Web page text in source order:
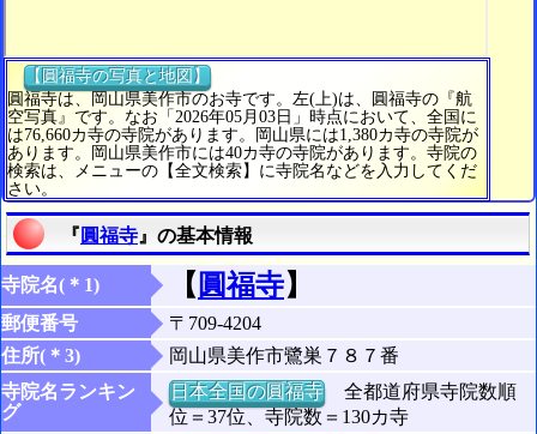
【圓福寺の写真と地図】
圓福寺は、岡山県美作市のお寺です。左(上)は、圓福寺の『航
空写真』です。なお「2026年05月03日」時点において、全国に
は76,660カ寺の寺院があります。岡山県には1,380カ寺の寺院が
あります。岡山県美作市には40カ寺の寺院があります。寺院の
検索は、メニューの【全文検索】に寺院名などを入力してくだ
さい。
『 圓福寺 』の基本情報
寺院名(＊1) 【 圓福寺】
郵便番号
〒709-4204
住所(＊3)
岡山県美作市鷺巣７８７番
寺院名ランキン
グ
日本全国の圓福寺全都道府県寺院数順
位＝37位、寺院数＝130カ寺